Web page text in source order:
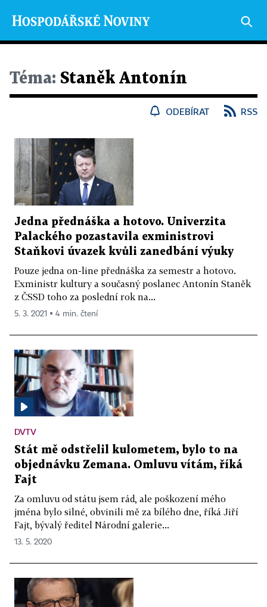
Téma: Staněk Antonín
ODEBÍRAT RSS
Jedna přednáška a hotovo. Univerzita
Palackého pozastavila exministrovi
Staňkovi úvazek kvůli zanedbání výuky
Pouze jedna on-line přednáška za semestr a hotovo.
Exministr kultury a současný poslanec Antonín Staněk
z ČSSD toho za poslední rok na...
5. 3. 2021 ▪ 4 min. čtení
DVTV
Stát mě odstřelil kulometem, bylo to na
objednávku Zemana. Omluvu vítám, říká
Fajt
Za omluvu od státu jsem rád, ale poškození mého
jména bylo silné, obvinili mě za bílého dne, říká Jiří
Fajt, bývalý ředitel Národní galerie...
13. 5. 2020